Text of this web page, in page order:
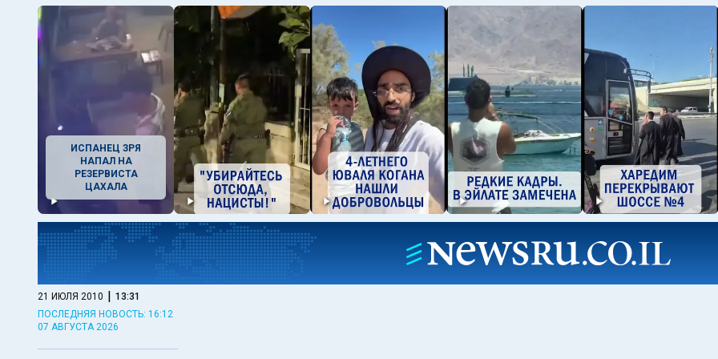
ИСПАНЕЦ ЗРЯ
НАПАЛ НА
РЕЗЕРВИСТА
ЦАХАЛА
21 ИЮЛЯ 2010 | 13:31
ПОСЛЕДНЯЯ НОВОСТЬ: 16:12
07 АВГУСТА 2026